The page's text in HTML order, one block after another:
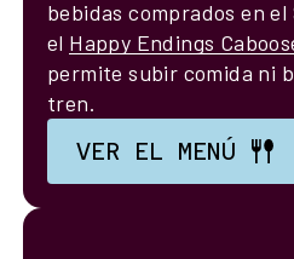
bebidas comprados en el
el Happy Endings
permite subir comida ni
tren.
VER EL MENÚ